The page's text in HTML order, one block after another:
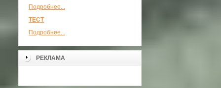
Подробнее...
ТЕСТ
Подробнее...
РЕКЛАМА